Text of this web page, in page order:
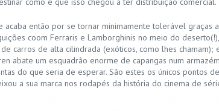
acaba então por se tornar minimamente tolerável graças a
coom Ferraris e Lamborghinis no meio do
carros de alta cilindrada (exóticos, como lhes chamam);
abate um esquadrão enorme de capangas num
do que seria de esperar. São estes os únicos pontos
a sua marca nos rodapés da história do cinema de